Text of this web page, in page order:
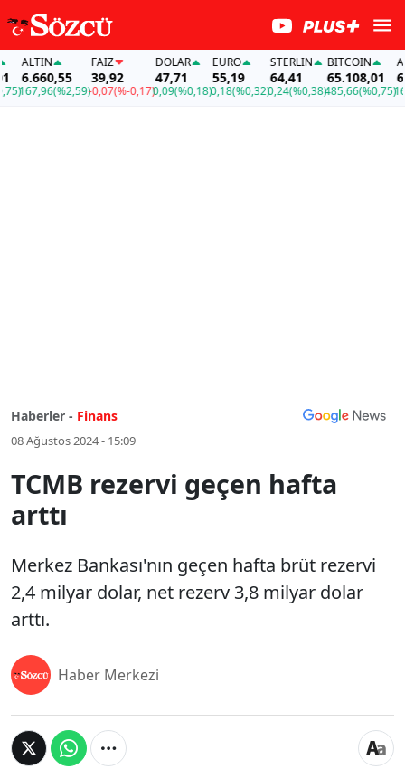
ALTIN
6.660,55
167,96(%2,59)
FAİZ
39,92
-0,07(%-0,17)
DOLAR
47,71
0,09(%0,18)
EURO
55,19
0,18(%0,32)
STERLIN
64,41
0,24(%0,38)
BITCOIN
65.108,01
485,66(%0,75)
Haberler - Finans
08 Ağustos 2024 - 15:09
TCMB rezervi geçen hafta
arttı
Merkez Bankası'nın geçen hafta brüt rezervi
2,4 milyar dolar, net rezerv 3,8 milyar dolar
arttı.
Haber Merkezi